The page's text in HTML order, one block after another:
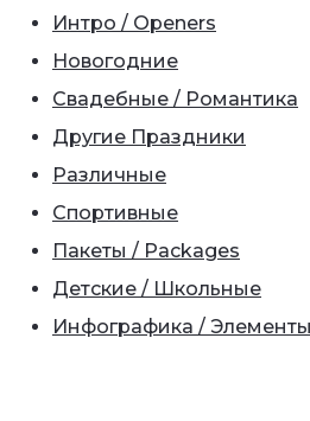
Интро / Openers
Новогодние
Свадебные / Романтика
Другие Праздники
Различные
Спортивные
Пакеты / Packages
Детские / Школьные
Инфографика / Элементы